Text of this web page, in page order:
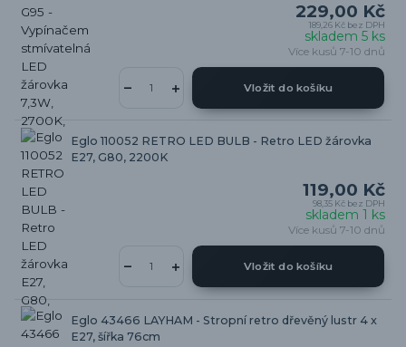
229,00 Kč
189,26 Kč bez DPH
skladem 5 ks
Více kusů 7-10 dnů
Vložit do košíku
Eglo 110052 RETRO LED BULB - Retro LED žárovka
E27, G80, 2200K
119,00 Kč
98,35 Kč bez DPH
skladem 1 ks
Více kusů 7-10 dnů
Vložit do košíku
Eglo 43466 LAYHAM - Stropní retro dřevěný lustr 4 x
E27, šířka 76cm